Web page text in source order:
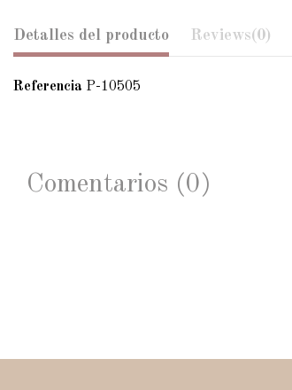
Detalles del producto Reviews(0)
Referencia P-10505
Comentarios (0)